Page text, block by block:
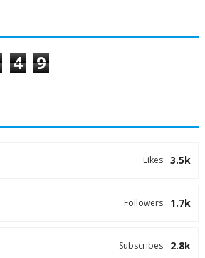
4 9
3.5k
Likes
1.7k
Followers
2.8k
Subscribes